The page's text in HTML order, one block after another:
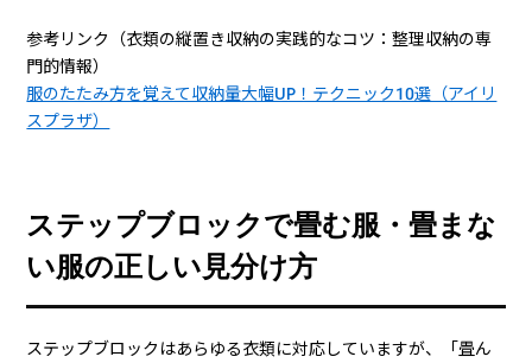
参考リンク（衣類の縦置き収納の実践的なコツ：整理収納の専
門的情報）
服のたたみ方を覚えて収納量大幅UP！テクニック10選（アイリ
スプラザ）
ステップブロックで畳む服・畳まな
い服の正しい見分け方
ステップブロックはあらゆる衣類に対応していますが、「畳ん